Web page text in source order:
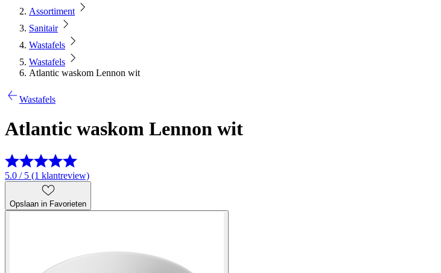
Assortiment
Sanitair
Wastafels
Wastafels
Atlantic waskom Lennon wit
Wastafels
Atlantic waskom Lennon wit
5.0 / 5 (1 klantreview)
Opslaan in Favorieten